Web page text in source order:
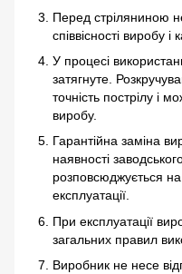
Перед стріляниною
співвісності виробу і
У процесі
затягнуте.
точність пострілу і
виробу.
Гарантійна заміна
наявності
розповсюджується
експлуатації.
При експлуатації
загальних правил
Виробник не несе